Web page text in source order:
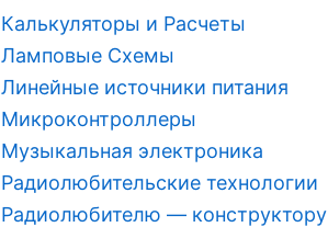
Калькуляторы и Расчеты
Ламповые Схемы
Линейные источники питания
Микроконтроллеры
Музыкальная электроника
Радиолюбительские технологии
Радиолюбителю — конструктору